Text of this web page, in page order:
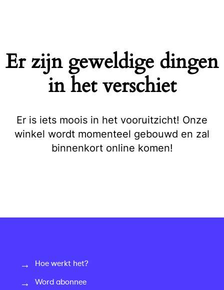
Er zijn geweldige dingen
in het verschiet
Er is iets moois in het vooruitzicht! Onze
winkel wordt momenteel gebouwd en zal
binnenkort online komen!
Hoe werkt het?
Word abonnee